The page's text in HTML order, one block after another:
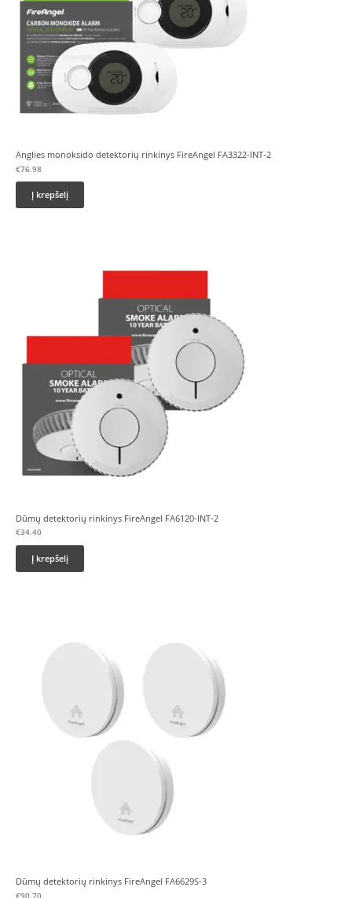
Anglies monoksido detektorių rinkinys FireAngel FA3322-INT-2
€76.98
Į krepšelį
Dūmų detektorių rinkinys FireAngel FA6120-INT-2
€34.40
Į krepšelį
Dūmų detektorių rinkinys FireAngel FA6629S-3
€90.70